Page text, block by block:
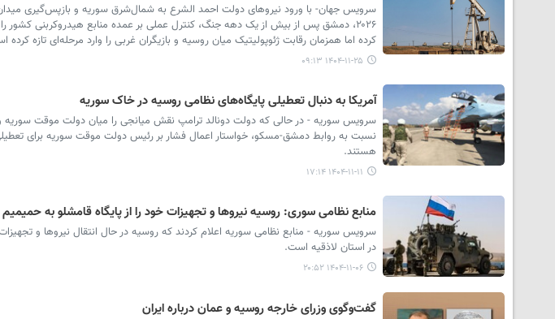
سرویس جهان- با ورود نیروهای دولت احمد الشرع به شمال‌شرق سوریه و بازپس‌گیری
۲۰۲۶، دمشق پس از بیش از یک دهه جنگ، کنترل عملی بر عمده منابع هیدروکربنی کشور
کرده اما همزمان رقابت ژئوپولیتیک میان روسیه و بازیگران غربی را وارد مرحله‌ای تازه کرده
۱۴۰۴-۱۱-۲۵ ۰۹:۱۳
آمریکا به دنبال تعطیلی پایگاه‌های نظامی روسیه در خاک سوریه
سرویس سوریه - در حالی که دولت دونالد ترامپ نقش میانجی را میان دولت موقت سوریه و
نسبت به روابط دمشق-مسکو، خواستار اعمال فشار بر رئیس دولت موقت سوریه برای
هستند.
۱۴۰۴-۱۱-۱۱ ۱۷:۱۴
منابع نظامی سوری: روسیه نیروها و تجهیزات خود را از پایگاه قامشلو به
سرویس سوریه - منابع نظامی سوریه اعلام کردند که روسیه در حال انتقال نیروها و
در استان لاذقیه است.
۱۴۰۴-۱۱-۰۶ ۲۰:۵۲
گفت‌وگوی وزرای خارجه روسیه و عمان درباره ایران